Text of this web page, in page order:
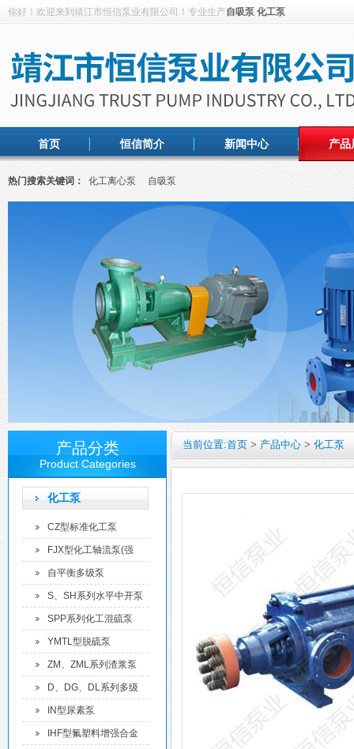
你好！欢迎来到靖江市恒信泵业有限公司！专业生产自吸泵 化工泵
首页 恒信简介 新闻中心 产品
热门搜索关键词： 化工离心泵 自吸泵
产品分类
Product Categories
化工泵
CZ型标准化工泵
FJX型化工轴流泵(强
制...
自平衡多级泵
S、SH系列水平中开泵
SPP系列化工混硫泵
YMTL型脱硫泵
ZM、ZML系列渣浆泵
D、DG、DL系列多级
离...
IN型尿素泵
IHF型氟塑料增强合金
当前位置:首页 > 产品中心 > 化工泵